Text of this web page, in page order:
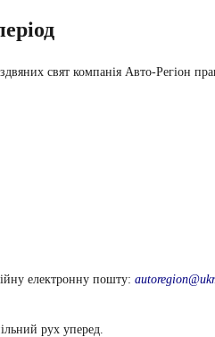
свят компанія Авто-Регіон
електронну пошту:
рух уперед.